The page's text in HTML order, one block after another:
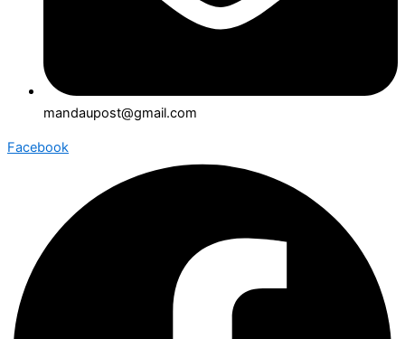
mandaupost@gmail.com
Facebook